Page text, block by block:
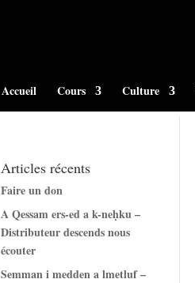
Accueil Cours Culture
Articles récents
Faire un don
A Qessam ers-ed a k-neḥku –
Distributeur descends nous
écouter
Semman i medden a lmetluf –